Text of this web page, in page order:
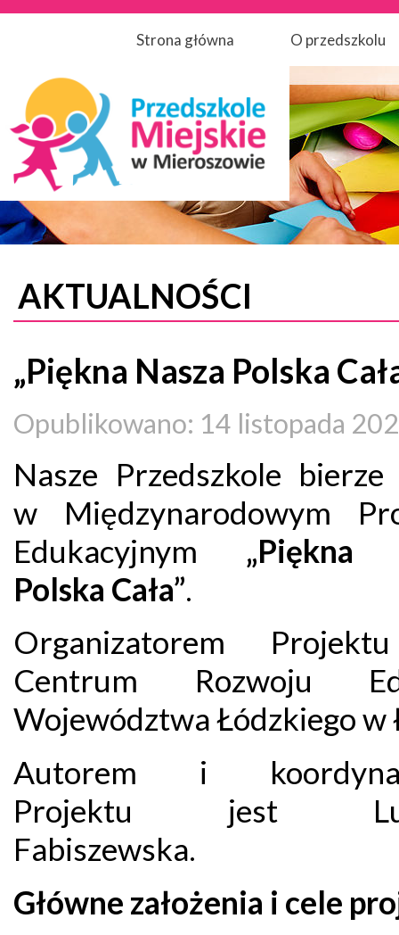
Strona główna O przedszkolu
AKTUALNOŚCI
„Piękna Nasza Polska
Opublikowano: 14 listopada
Nasze Przedszkole bierze
w Międzynarodowym
Edukacyjnym „Piękna
Polska Cała”.
Organizatorem
Centrum Rozwoju
Województwa Łódzkiego w
Autorem i
Projektu jest
Fabiszewska.
Główne założenia i cele